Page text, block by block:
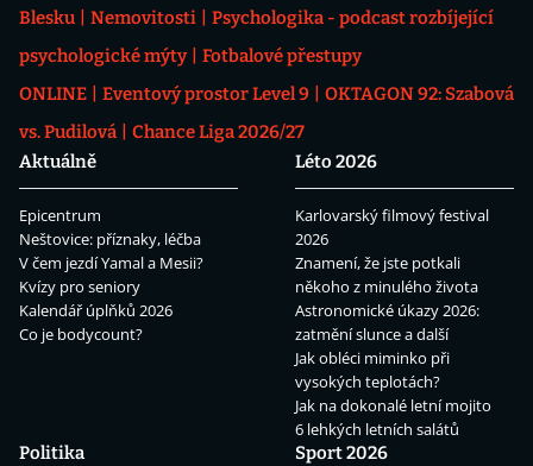
Blesku
Nemovitosti
Psychologika - podcast rozbíjející
psychologické mýty
Fotbalové přestupy
ONLINE
Eventový prostor Level 9
OKTAGON 92: Szabová
vs. Pudilová
Chance Liga 2026/27
Aktuálně
Epicentrum
Neštovice: příznaky, léčba
V čem jezdí Yamal a Mesii?
Kvízy pro seniory
Kalendář úplňků 2026
Co je bodycount?
Léto 2026
Karlovarský filmový festival
2026
Znamení, že jste potkali
někoho z minulého života
Astronomické úkazy 2026:
zatmění slunce a další
Jak obléci miminko při
vysokých teplotách?
Jak na dokonalé letní mojito
6 lehkých letních salátů
Politika
Sport 2026